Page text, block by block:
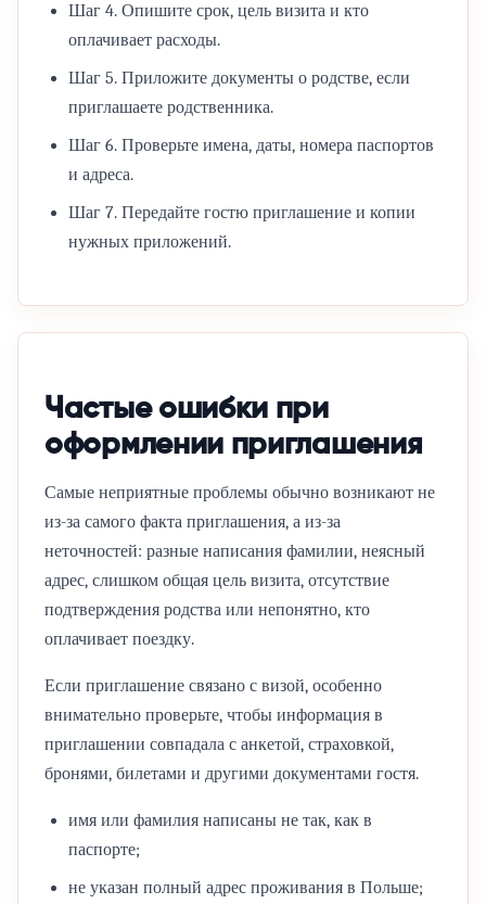
Шаг 4. Опишите срок, цель визита и кто
оплачивает расходы.
Шаг 5. Приложите документы о родстве, если
приглашаете родственника.
Шаг 6. Проверьте имена, даты, номера паспортов
и адреса.
Шаг 7. Передайте гостю приглашение и копии
нужных приложений.
Частые ошибки при
оформлении приглашения
Самые неприятные проблемы обычно возникают не
из-за самого факта приглашения, а из-за
неточностей: разные написания фамилии, неясный
адрес, слишком общая цель визита, отсутствие
подтверждения родства или непонятно, кто
оплачивает поездку.
Если приглашение связано с визой, особенно
внимательно проверьте, чтобы информация в
приглашении совпадала с анкетой, страховкой,
бронями, билетами и другими документами гостя.
имя или фамилия написаны не так, как в
паспорте;
не указан полный адрес проживания в Польше;